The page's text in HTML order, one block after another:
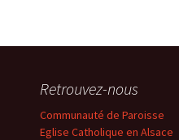
Retrouvez-nous
Communauté de Paroisse
Eglise Catholique en Alsace